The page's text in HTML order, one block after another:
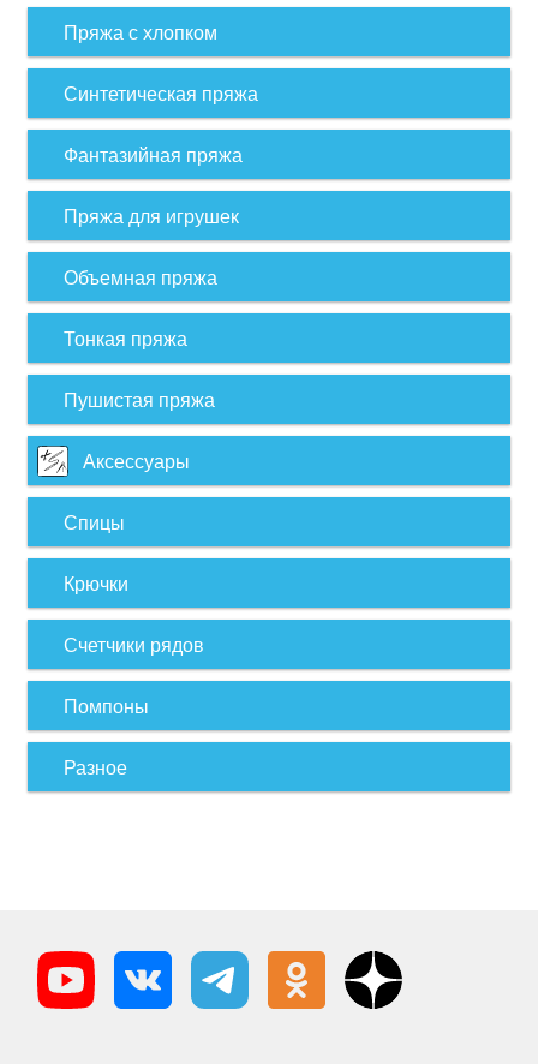
Пряжа с хлопком
Синтетическая пряжа
Фантазийная пряжа
Пряжа для игрушек
Объемная пряжа
Тонкая пряжа
Пушистая пряжа
Аксессуары
Спицы
Крючки
Счетчики рядов
Помпоны
Разное